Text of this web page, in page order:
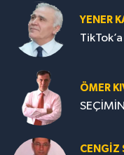
YENER
TikTok’a
ÖMER
CENGİZ